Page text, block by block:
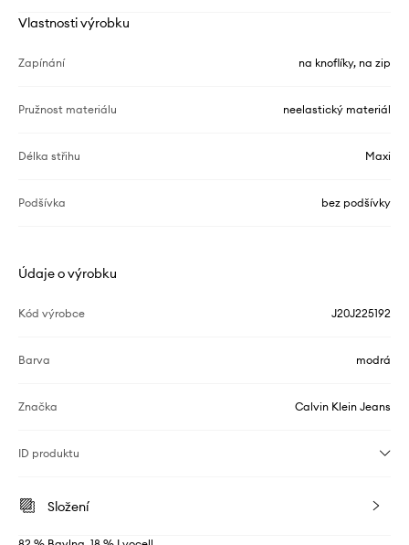
Vlastnosti výrobku
Zapínání na knoflíky, na zip
Pružnost materiálu neelastický materiál
Délka střihu Maxi
Podšívka bez podšívky
Údaje o výrobku
Kód výrobce J20J225192
Barva modrá
Značka Calvin Klein Jeans
ID produktu
Složení